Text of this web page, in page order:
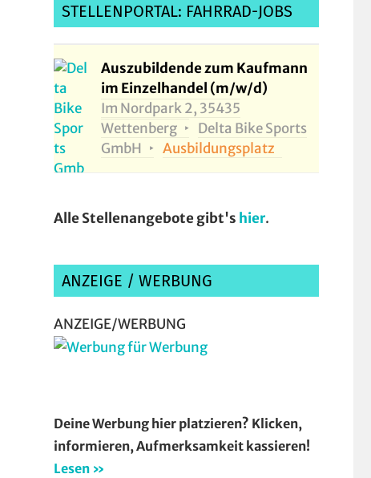
STELLENPORTAL: FAHRRAD-JOBS
Auszubildende zum Kaufmann
im Einzelhandel (m/w/d)
Im Nordpark 2, 35435
Wettenberg
Delta Bike Sports
GmbH
Ausbildungsplatz
Alle Stellenangebote gibt's hier.
ANZEIGE / WERBUNG
ANZEIGE/WERBUNG
Deine Werbung hier platzieren? Klicken,
informieren, Aufmerksamkeit kassieren!
Lesen »